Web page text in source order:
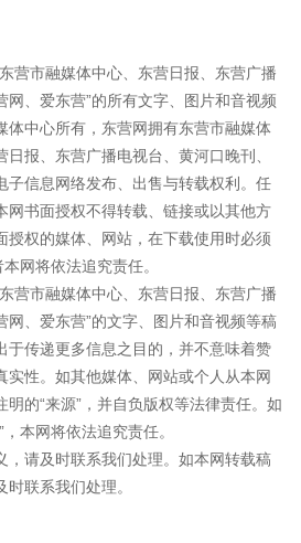
营市融媒体中心、东营日报、东营广播
网、爱东营”的所有文字、图片和音视频
体中心所有，东营网拥有东营市融媒体
报、东营广播电视台、黄河口晚刊、
子信息网络发布、出售与转载权利。任
网书面授权不得转载、链接或以其他方
授权的媒体、网站，在下载使用时必须
网将依法追究责任。
营市融媒体中心、东营日报、东营广播
网、爱东营”的文字、图片和音视频等稿
于传递更多信息之目的，并不意味着赞
实性。如其他媒体、网站或个人从本网
的“来源”，并自负版权等法律责任。如
本网将依法追究责任。
请及时联系我们处理。如本网转载稿
联系我们处理。